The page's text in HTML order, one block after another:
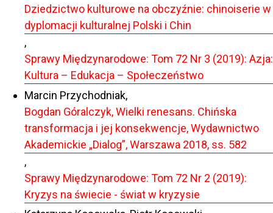
Dziedzictwo kulturowe na obczyźnie: chinoiserie w
dyplomacji kulturalnej Polski i Chin
,
Sprawy Międzynarodowe: Tom 72 Nr 3 (2019): Azja:
Kultura – Edukacja – Społeczeństwo
Marcin Przychodniak,
Bogdan Góralczyk, Wielki renesans. Chińska
transformacja i jej konsekwencje, Wydawnictwo
Akademickie „Dialog”, Warszawa 2018, ss. 582
,
Sprawy Międzynarodowe: Tom 72 Nr 2 (2019):
Kryzys na świecie - świat w kryzysie